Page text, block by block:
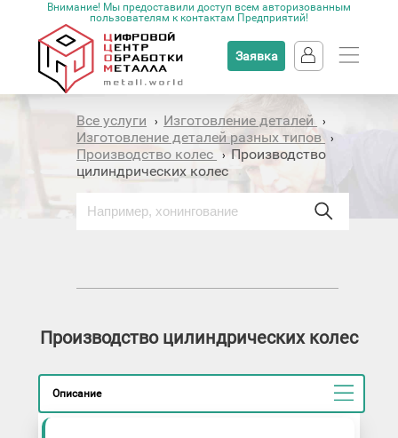
Внимание! Мы предоставили доступ всем авторизованным
пользователям к контактам Предприятий!
Заявка
Все услуги › Изготовление деталей ›
Изготовление деталей разных типов ›
Производство колес ›Производство
цилиндрических колес
Производство цилиндрических колес
Описание